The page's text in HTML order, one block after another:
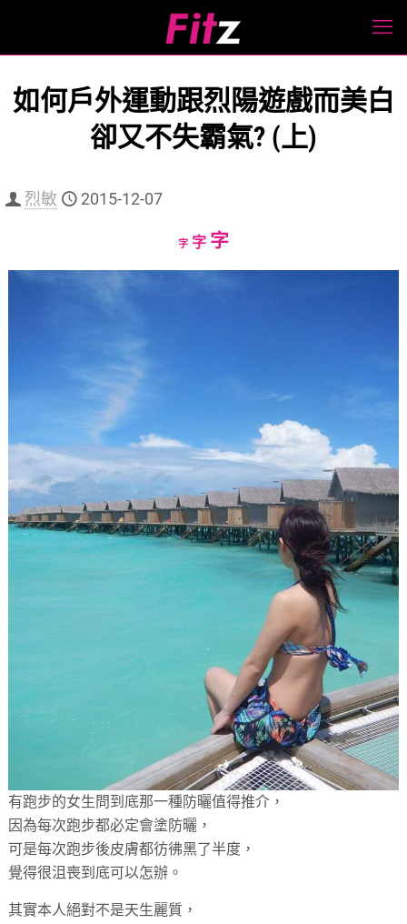
如何戶外運動跟烈陽遊戲而美白
卻又不失霸氣? (上)
烈敏 2015-12-07
字Decrease
字Reset
字Increase
有跑步的女生問到底那一種防曬值得推介，
因為每次跑步都必定會塗防曬，
可是每次跑步後皮膚都彷彿黑了半度，
覺得很沮喪到底可以怎辦。
其實本人絕對不是天生麗質，